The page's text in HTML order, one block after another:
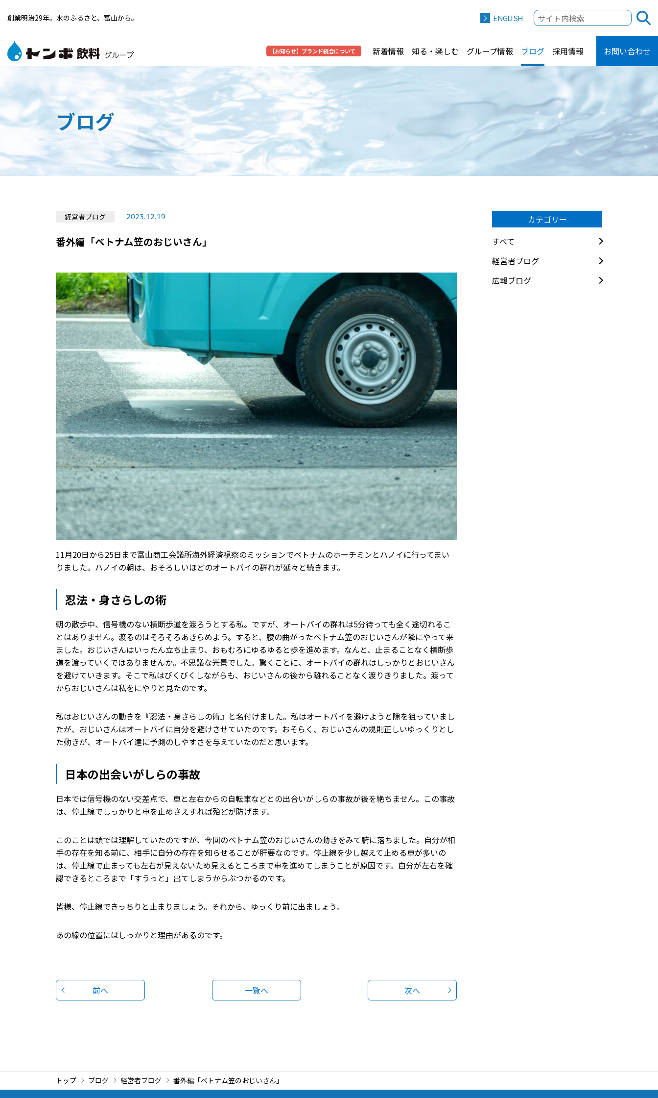
創業明治29年。水のふるさと、富山から。 ENGLISH
【お知らせ】 ブランド統合について 新着情報 知る・楽しむ グループ情報 ブログ 採用情報 お問い合わせ
ブログ
経営者ブログ 2023.12.19
番外編「ベトナム笠のおじいさん」
11月20日から25日まで富山商工会議所海外経済視察のミッションでベトナムのホーチミンとハノイに行ってまい
りました。ハノイの朝は、おそろしいほどのオートバイの群れが延々と続きます。
忍法・身さらしの術
朝の散歩中、信号機のない横断歩道を渡ろうとする私。ですが、オートバイの群れは5分待っても全く途切れるこ
とはありません。渡るのはそろそろあきらめよう。すると、腰の曲がったベトナム笠のおじいさんが隣にやって来
ました。おじいさんはいったん立ち止まり、おもむろにゆるゆると歩を進めます。なんと、止まることなく横断歩
道を渡っていくではありませんか。不思議な光景でした。驚くことに、オートバイの群れはしっかりとおじいさん
を避けていきます。そこで私はびくびくしながらも、おじいさんの後から離れることなく渡りきりました。渡って
からおじいさんは私をにやりと見たのです。
私はおじいさんの動きを『忍法・身さらしの術』と名付けました。私はオートバイを避けようと隙を狙っていまし
たが、おじいさんはオートバイに自分を避けさせていたのです。おそらく、おじいさんの規則正しいゆっくりとし
た動きが、オートバイ達に予測のしやすさを与えていたのだと思います。
日本の出会いがしらの事故
日本では信号機のない交差点で、車と左右からの自転車などとの出合いがしらの事故が後を絶ちません。この事故
は、停止線でしっかりと車を止めさえすれば殆どが防げます。
このことは頭では理解していたのですが、今回のベトナム笠のおじいさんの動きをみて腑に落ちました。自分が相
手の存在を知る前に、相手に自分の存在を知らせることが肝要なのです。停止線を少し越えて止める車が多いの
は、停止線で止まっても左右が見えないため見えるところまで車を進めてしまうことが原因です。自分が左右を確
認できるところまで「すうっと」出てしまうからぶつかるのです。
皆様、停止線できっちりと止まりましょう。それから、ゆっくり前に出ましょう。
あの線の位置にはしっかりと理由があるのです。
前へ 一覧へ 次へ
カテゴリー
すべて
経営者ブログ
広報ブログ
トップ ブログ 経営者ブログ 番外編「ベトナム笠のおじいさん」